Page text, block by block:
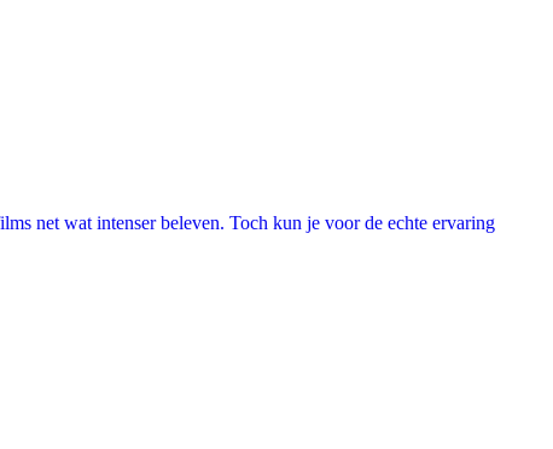
net wat intenser beleven. Toch kun je voor de echte ervaring